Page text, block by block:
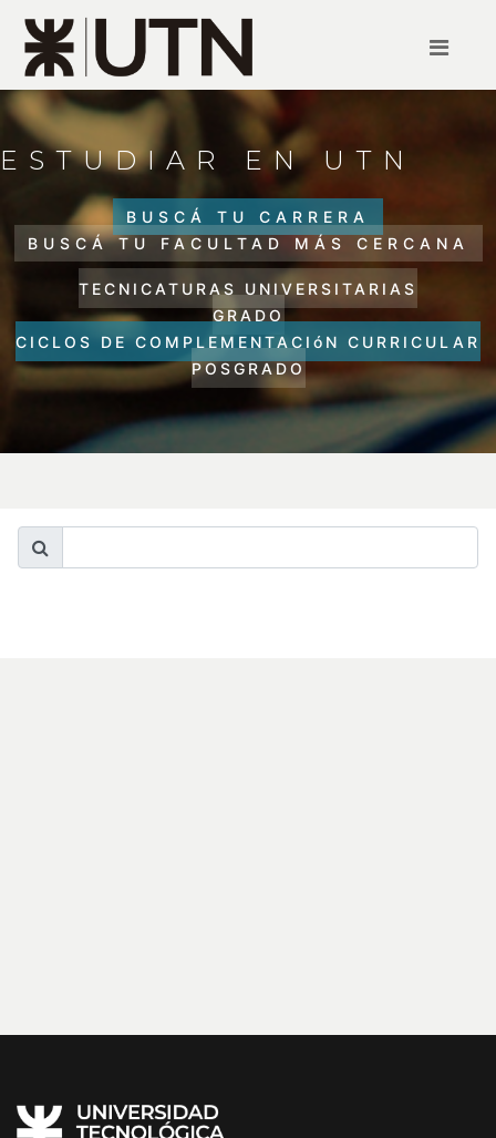
ESTUDIAR EN UTN
BUSCÁ TU CARRERA
BUSCÁ TU FACULTAD MÁS CERCANA
TECNICATURAS UNIVERSITARIAS
GRADO
CICLOS DE COMPLEMENTACIóN CURRICULAR
POSGRADO